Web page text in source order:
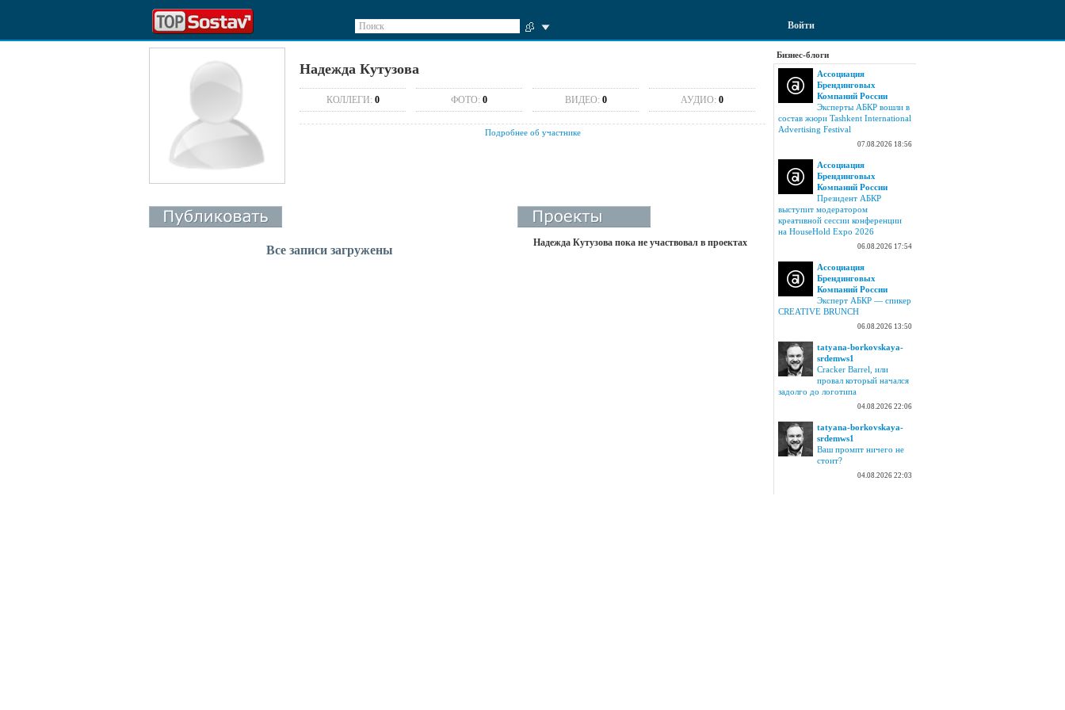
Поиск Войти
Надежда Кутузова
КОЛЛЕГИ: 0 ФОТО: 0 ВИДЕО: 0 АУДИО: 0
Подробнее об участнике
Все записи загружены
Надежда Кутузова пока не участвовал в проектах
Бизнес-блоги
Ассоциация
Брендинговых
Компаний России
Эксперты АБКР вошли в
состав жюри Tashkent International
Advertising Festival
07.08.2026 18:56
Ассоциация
Брендинговых
Компаний России
Президент АБКР
выступит модератором
креативной сессии конференции
на HouseHold Expo 2026
06.08.2026 17:54
Ассоциация
Брендинговых
Компаний России
Эксперт АБКР — спикер
CREATIVE BRUNCH
06.08.2026 13:50
tatyana-borkovskaya-
srdemws1
Cracker Barrel, или
провал который начался
задолго до логотипа
04.08.2026 22:06
tatyana-borkovskaya-
srdemws1
Ваш промпт ничего не
стоит?
04.08.2026 22:03